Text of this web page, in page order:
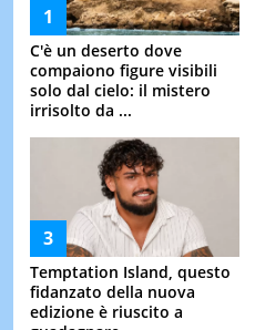
C'è un deserto dove
compaiono figure visibili
solo dal cielo: il mistero
irrisolto da ...
Temptation Island, questo
fidanzato della nuova
edizione è riuscito a